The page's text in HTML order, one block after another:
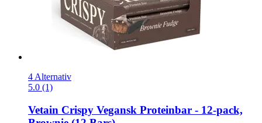
4 Alternativ
5.0 (1)
Vetain Crispy Vegansk Proteinbar -​ 12-​pack,